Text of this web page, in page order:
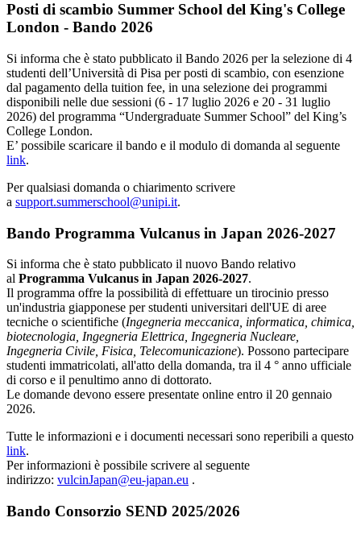
Posti di scambio Summer School del King's College
London - Bando 2026
Si informa che è stato pubblicato il Bando 2026 per la selezione di 4
studenti dell’Università di Pisa per posti di scambio, con esenzione
dal pagamento della tuition fee, in una selezione dei programmi
disponibili nelle due sessioni (6 - 17 luglio 2026 e 20 - 31 luglio
2026) del programma “Undergraduate Summer School” del King’s
College London.
E’ possibile scaricare il bando e il modulo di domanda al seguente
link.
Per qualsiasi domanda o chiarimento scrivere
a support.summerschool@unipi.it.
Bando Programma Vulcanus in Japan 2026-2027
Si informa che è stato pubblicato il nuovo Bando relativo
al Programma Vulcanus in Japan 2026-2027.
Il programma offre la possibilità di effettuare un tirocinio presso
un'industria giapponese per studenti universitari dell'UE di aree
tecniche o scientifiche (Ingegneria meccanica, informatica, chimica,
biotecnologia, Ingegneria Elettrica, Ingegneria Nucleare,
Ingegneria Civile, Fisica, Telecomunicazione). Possono partecipare
studenti immatricolati, all'atto della domanda, tra il 4 ° anno ufficiale
di corso e il penultimo anno di dottorato.
Le domande devono essere presentate online entro il 20 gennaio
2026.
Tutte le informazioni e i documenti necessari sono reperibili a questo
link.
Per informazioni è possibile scrivere al seguente
indirizzo: vulcinJapan@eu-japan.eu .
Bando Consorzio SEND 2025/2026